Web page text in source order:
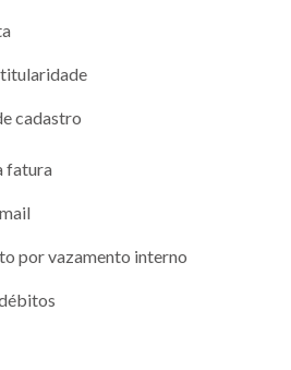
cadastro
fatura
por vazamento interno